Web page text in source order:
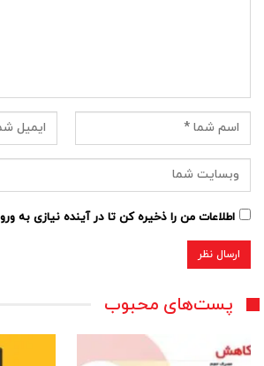
اطلاعات من را ذخیره کن تا در آینده نیازی به
پست‌های محبوب